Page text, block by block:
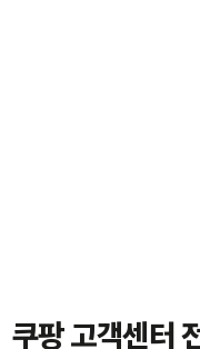
쿠팡 고객센터